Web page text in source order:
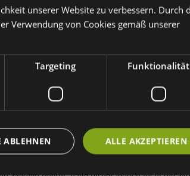
für den nächsten großen Schritt mit meiner
auch sehr gute Erinnerungen an ein tolles
unserer Website zu verbessern. Durch
Verwendung von Cookies gemäß unserer
Targeting Funktionalität
ALLE AKZEPTIEREN
ABLEHNEN